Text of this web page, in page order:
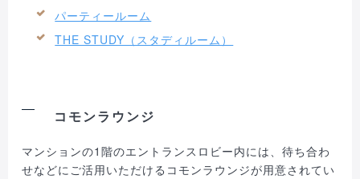
パーティールーム
THE STUDY（スタディルーム）
コモンラウンジ
マンションの1階のエントランスロビー内には、待ち合わ
せなどにご活用いただけるコモンラウンジが用意されてい